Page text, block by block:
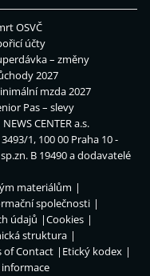
OSVČ
účty
– změny
2027
mzda 2027
Pas – slevy
NEWS CENTER a.s.
1, 100 00 Praha 10 -
B 19490 a dodavatelé
materiálům
společnosti
údajů
Cookies
struktura
of Contact
Etický kodex